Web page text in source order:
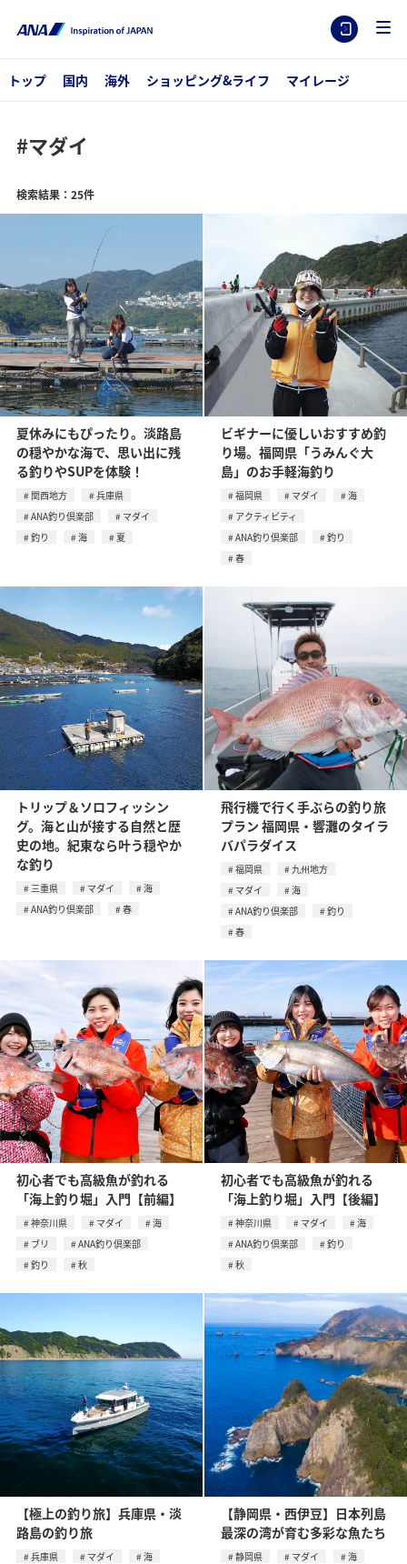
トップ 国内 海外 ショッピング&ライフ マイレージ
#マダイ
検索結果：25件
夏休みにもぴったり。淡路島
の穏やかな海で、思い出に残
る釣りやSUPを体験！
関西地方
兵庫県
ANA釣り倶楽部
マダイ
釣り
海 夏
ビギナーに優しいおすすめ釣
り場。福岡県「うみんぐ大
島」のお手軽海釣り
福岡県 マダイ
海
アクティビティ
ANA釣り倶楽部
釣り
春
トリップ＆ソロフィッシン
グ。海と山が接する自然と歴
史の地。紀東なら叶う穏やか
な釣り
三重県 マダイ
海
ANA釣り倶楽部
春
飛行機で行く手ぶらの釣り旅
プラン 福岡県・響灘のタイラ
バパラダイス
福岡県
九州地方
マダイ
海
ANA釣り倶楽部
釣り
春
初心者でも高級魚が釣れる
「海上釣り堀」入門【前編】
神奈川県 マダイ
海
ブリ
ANA釣り倶楽部
釣り
秋
初心者でも高級魚が釣れる
「海上釣り堀」入門【後編】
神奈川県 マダイ
海
ANA釣り倶楽部
釣り
秋
【極上の釣り旅】兵庫県・淡
路島の釣り旅
兵庫県 マダイ
海
【静岡県・西伊豆】日本列島
最深の湾が育む多彩な魚たち
静岡県 マダイ
海